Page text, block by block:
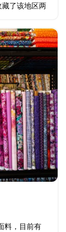
了该地区两
料，目前有